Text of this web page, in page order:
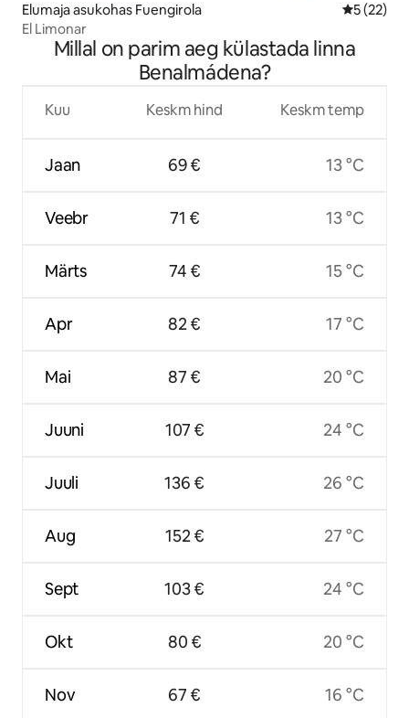
Elumaja asukohas Fuengirola Keskmine
5 (22)
El Limonar
Millal on parim aeg külastada linna
Benalmádena?
Kuu
Jaan
Veebr
Märts
Apr
Mai
Juuni
Juuli
Aug
Sept
Okt
Nov
Keskm hind
69 €
71 €
74 €
82 €
87 €
107 €
136 €
152 €
103 €
80 €
67 €
Keskm temp
13 °C
13 °C
15 °C
17 °C
20 °C
24 °C
26 °C
27 °C
24 °C
20 °C
16 °C